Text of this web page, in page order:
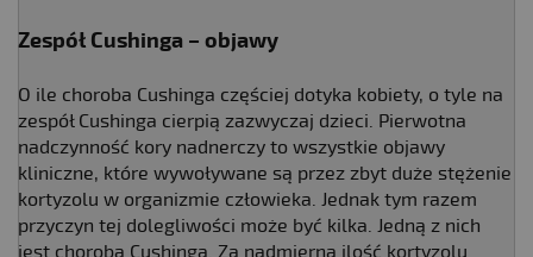
Zespół Cushinga – objawy
O ile choroba Cushinga częściej dotyka kobiety, o tyle na
zespół Cushinga cierpią zazwyczaj dzieci. Pierwotna
nadczynność kory nadnerczy to wszystkie objawy
kliniczne, które wywoływane są przez zbyt duże stężenie
kortyzolu w organizmie człowieka. Jednak tym razem
przyczyn tej dolegliwości może być kilka. Jedną z nich
jest choroba Cushinga. Za nadmierną ilość kortyzolu